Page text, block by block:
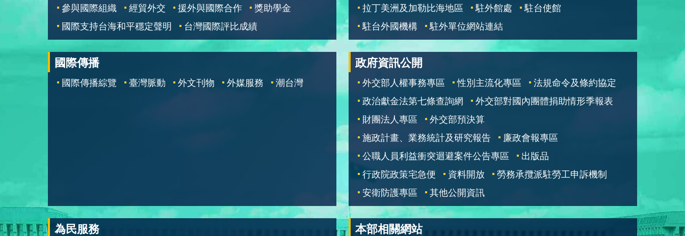
參與國際組織
經貿外交 援外與國際合作
獎助學金
國際支持台海和平穩定聲明
台灣國際評比成績
拉丁美洲及加勒比海地區
駐外館處
駐台使館
駐台外國機構
駐外單位網站連結
國際傳播
國際傳播綜覽 臺灣脈動 外文刊物 外媒服務 潮台灣
政府資訊公開
外交部人權事務專區 性別主流化專區
法規命令及條約協定
政治獻金法第七條查詢網
外交部對國內團體捐助情形季報表
財團法人專區
外交部預決算
施政計畫、業務統計及研究報告
廉政會報專區
公職人員利益衝突迴避案件公告專區
出版品
行政院政策宅急便
資料開放
勞務承攬派駐勞工申訴機制
安衛防護專區
其他公開資訊
為民服務 本部相關網站